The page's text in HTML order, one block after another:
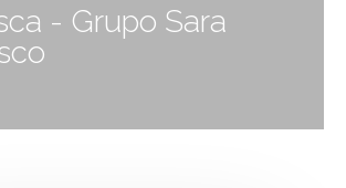
- Grupo Sara